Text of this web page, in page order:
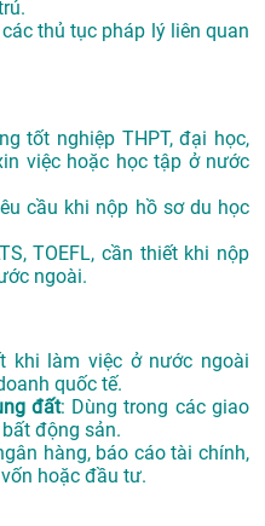
thủ tục pháp lý liên quan
tốt nghiệp THPT, đại học,
việc hoặc học tập ở nước
cầu khi nộp hồ sơ du học
TOEFL, cần thiết khi nộp
ngoài.
khi làm việc ở nước ngoài
quốc tế.
đất: Dùng trong các giao
động sản.
hàng, báo cáo tài chính,
hoặc đầu tư.